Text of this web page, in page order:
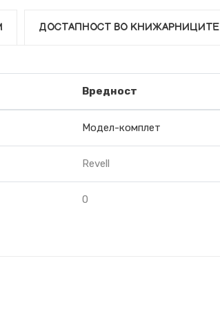
ДОСТАПНОСТ ВО КНИЖАРНИЦИТЕ
Вредност
Модел-комплет
Revell
0